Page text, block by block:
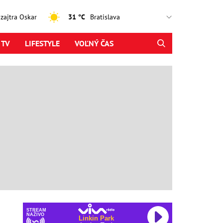
Oskar 31 °C
LIFESTYLE VOĽNÝ ČAS
STREAM
NAŽIVO
Linkin Park